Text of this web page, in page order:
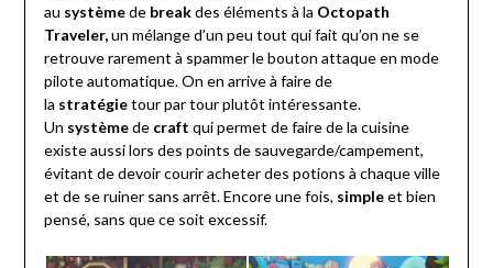
au systèmede breakdes éléments à la Octopath
Traveler,un mélange d’un peu tout qui fait qu’on ne se
retrouve rarement à spammer le bouton attaque en mode
pilote automatique. On en arrive à faire de
la stratégietour par tour plutôt intéressante.
Un systèmede craft qui permet de faire de la cuisine
existe aussi lors des points de sauvegarde/campement,
évitant de devoir courir acheter des potions à chaque ville
et de se ruiner sans arrêt. Encore une fois, simpleet bien
pensé, sans que ce soit excessif.